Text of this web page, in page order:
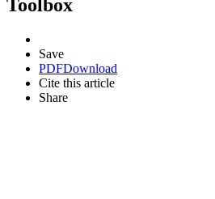
Toolbox
Save
PDFDownload
Cite this article
Share